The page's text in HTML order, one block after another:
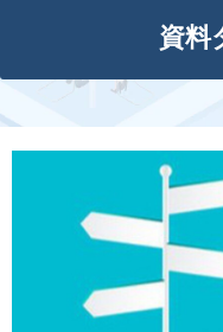
資料